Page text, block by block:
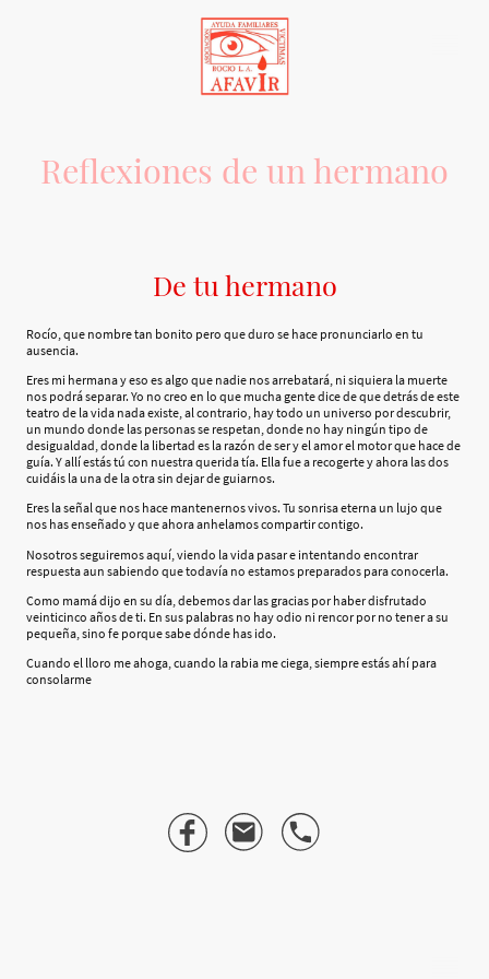
Reflexiones de un hermano
De tu hermano
Rocío, que nombre tan bonito pero que duro se hace pronunciarlo en tu
ausencia.
Eres mi hermana y eso es algo que nadie nos arrebatará, ni siquiera la muerte
nos podrá separar. Yo no creo en lo que mucha gente dice de que detrás de este
teatro de la vida nada existe, al contrario, hay todo un universo por descubrir,
un mundo donde las personas se respetan, donde no hay ningún tipo de
desigualdad, donde la libertad es la razón de ser y el amor el motor que hace de
guía. Y allí estás tú con nuestra querida tía. Ella fue a recogerte y ahora las dos
cuidáis la una de la otra sin dejar de guiarnos.
Eres la señal que nos hace mantenernos vivos. Tu sonrisa eterna un lujo que
nos has enseñado y que ahora anhelamos compartir contigo.
Nosotros seguiremos aquí, viendo la vida pasar e intentando encontrar
respuesta aun sabiendo que todavía no estamos preparados para conocerla.
Como mamá dijo en su día, debemos dar las gracias por haber disfrutado
veinticinco años de ti. En sus palabras no hay odio ni rencor por no tener a su
pequeña, sino fe porque sabe dónde has ido.
Cuando el lloro me ahoga, cuando la rabia me ciega, siempre estás ahí para
consolarme